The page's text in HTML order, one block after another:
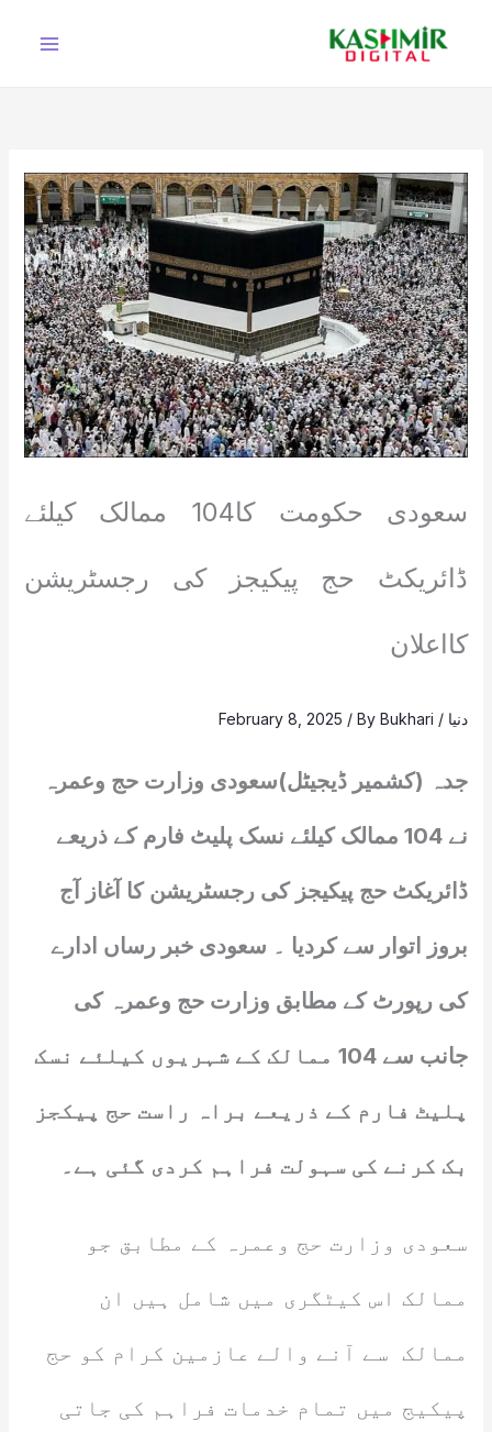
سعودی حکومت کا104 ممالک کیلئے
ڈائریکٹ حج پیکیجز کی رجسٹریشن
کااعلان
دنیا /
February 8, 2025 / ByBukhari
جدہ (کشمیر ڈیجیٹل)سعودی وزارت حج وعمرہ
نے 104 ممالک کیلئے نسک پلیٹ فارم کے ذریعے
ڈائریکٹ حج پیکیجز کی رجسٹریشن کا آغاز آج
بروز اتوار سے کردیا ۔ سعودی خبر رساں ادارے
کی رپورٹ کے مطابق وزارت حج وعمرہ کی
جانب سے 104 ممالک کے شہریوں کیلئے نسک
پلیٹ فارم کے ذریعے براہ راست حج پیکجز
بک کرنے کی سہولت فراہم کردی گئی ہے۔
سعودی وزارت حج وعمرہ کے مطابق جو
ممالک اس کیٹگری میں شامل ہیں ان
ممالک سے آنے والے عازمین کرام کو حج
پیکیج میں تمام خدمات فراہم کی جاتی